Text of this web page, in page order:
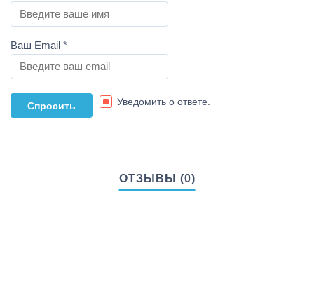
Ваш Email *
Уведомить о ответе.